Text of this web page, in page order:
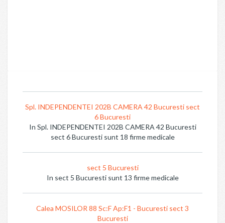
Spl. INDEPENDENTEI 202B CAMERA 42 Bucuresti sect
6 Bucuresti
In Spl. INDEPENDENTEI 202B CAMERA 42 Bucuresti
sect 6 Bucuresti sunt 18 firme medicale
sect 5 Bucuresti
In sect 5 Bucuresti sunt 13 firme medicale
Calea MOSILOR 88 Sc:F Ap:F1 - Bucuresti sect 3
Bucuresti